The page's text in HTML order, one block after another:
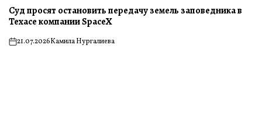
Суд просят остановить передачу земель заповедника в
Техасе компании SpaceX
on21.07.2026Камила Нургалиева